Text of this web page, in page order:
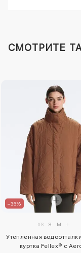
СМОТРИТЕ
–36%
XS S M L
Утепленная
куртка Fellex® с